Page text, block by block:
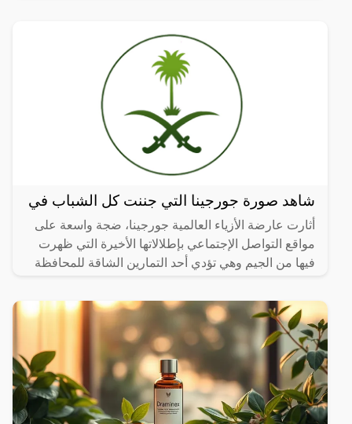
شاهد صورة جورجينا التي جننت كل الشباب في
أثارت عارضة الأزياء العالمية جورجينا، ضجة واسعة على
مواقع التواصل الإجتماعي بإطلالاتها الأخيرة التي ظهرت
فيها من الجيم وهي تؤدي أحد التمارين الشاقة للمحافظة